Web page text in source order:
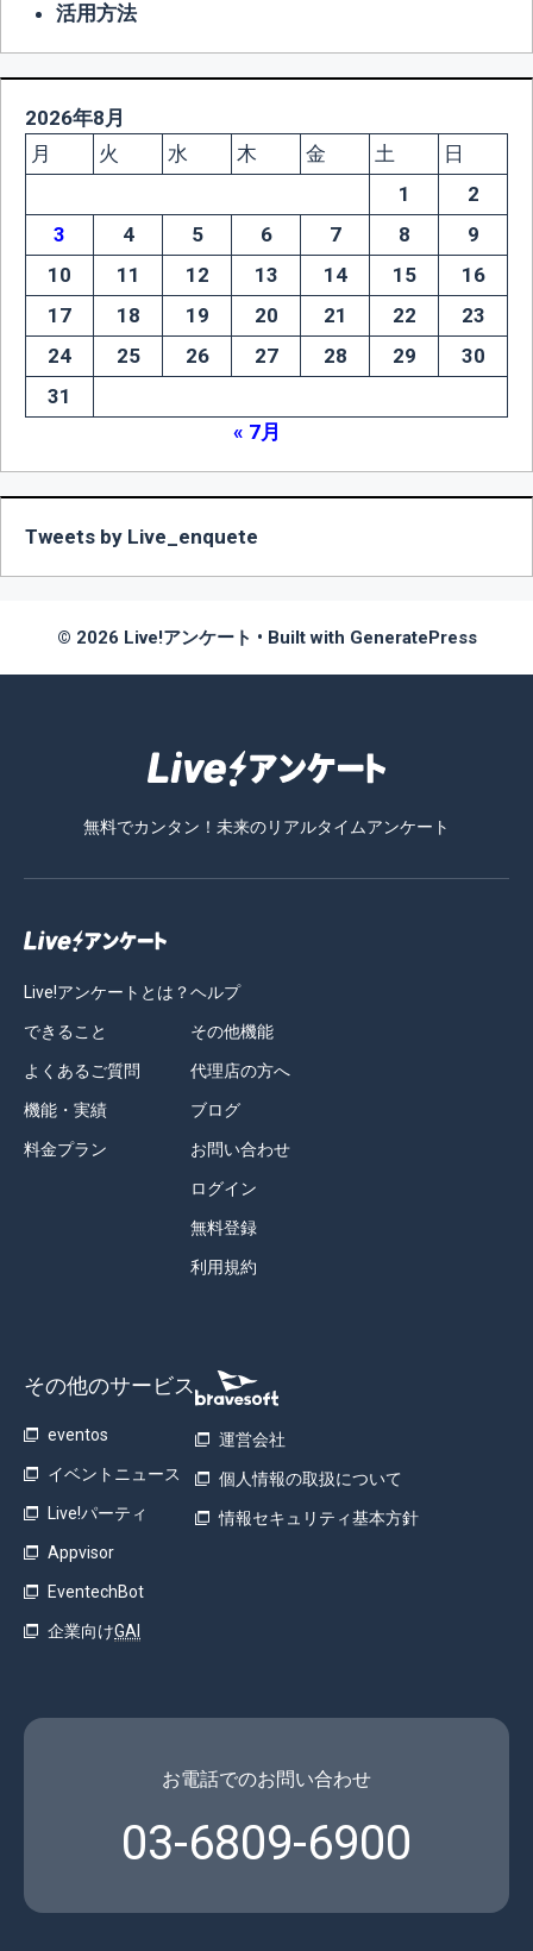
活用方法
2026年8月
月
火 水 木 金 土
日
1
2
3
4 5 6 7 8
9
10
11 12 13 14 15
16
17
18 19 20 21 22
23
24
25 26 27 28 29
30
31
« 7月
Tweets by Live_enquete
© 2026 Live!アンケート • Built with GeneratePress
無料でカンタン！未来のリアルタイムアンケート
Live!アンケートとは？
できること
よくあるご質問
機能・実績
料金プラン
ヘルプ
その他機能
代理店の方へ
ブログ
お問い合わせ
ログイン
無料登録
利用規約
その他のサービス
eventos
イベントニュース
Live!パーティ
Appvisor
EventechBot
企業向けGAI
運営会社
個人情報の取扱について
情報セキュリティ基本方針
お電話でのお問い合わせ
03-6809-6900